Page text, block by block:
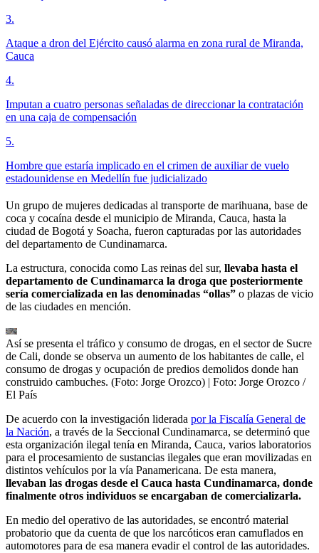
3.
Ataque a dron del Ejército causó alarma en zona rural de Miranda,
Cauca
4.
Imputan a cuatro personas señaladas de direccionar la contratación
en una caja de compensación
5.
Hombre que estaría implicado en el crimen de auxiliar de vuelo
estadounidense en Medellín fue judicializado
Un grupo de mujeres dedicadas al transporte de marihuana, base de
coca y cocaína desde el municipio de Miranda, Cauca, hasta la
ciudad de Bogotá y Soacha, fueron capturadas por las autoridades
del departamento de Cundinamarca.
La estructura, conocida como Las reinas del sur, llevaba hasta el
departamento de Cundinamarca la droga que posteriormente
sería comercializada en las denominadas “ollas” o plazas de vicio
de las ciudades en mención.
Así se presenta el tráfico y consumo de drogas, en el sector de Sucre
de Cali, donde se observa un aumento de los habitantes de calle, el
consumo de drogas y ocupación de predios demolidos donde han
construido cambuches. (Foto: Jorge Orozco) | Foto: Jorge Orozco /
El País
De acuerdo con la investigación liderada por la Fiscalía General de
la Nación, a través de la Seccional Cundinamarca, se determinó que
esta organización ilegal tenía en Miranda, Cauca, varios laboratorios
para el procesamiento de sustancias ilegales que eran movilizadas en
distintos vehículos por la vía Panamericana. De esta manera,
llevaban las drogas desde el Cauca hasta Cundinamarca, donde
finalmente otros individuos se encargaban de comercializarla.
En medio del operativo de las autoridades, se encontró material
probatorio que da cuenta de que los narcóticos eran camuflados en
automotores para de esa manera evadir el control de las autoridades.